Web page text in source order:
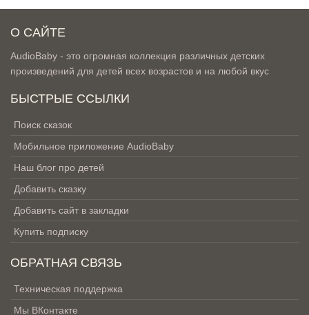
О САЙТЕ
AudioBaby - это огромная коллекция различных детских
произведений для детей всех возрастов и на любой вкус
БЫСТРЫЕ ССЫЛКИ
Поиск сказок
Мобильное приложение AudioBaby
Наш блог про детей
Добавить сказку
Добавить сайт в закладки
Купить подписку
ОБРАТНАЯ СВЯЗЬ
Техническая поддержка
Мы ВКонтакте